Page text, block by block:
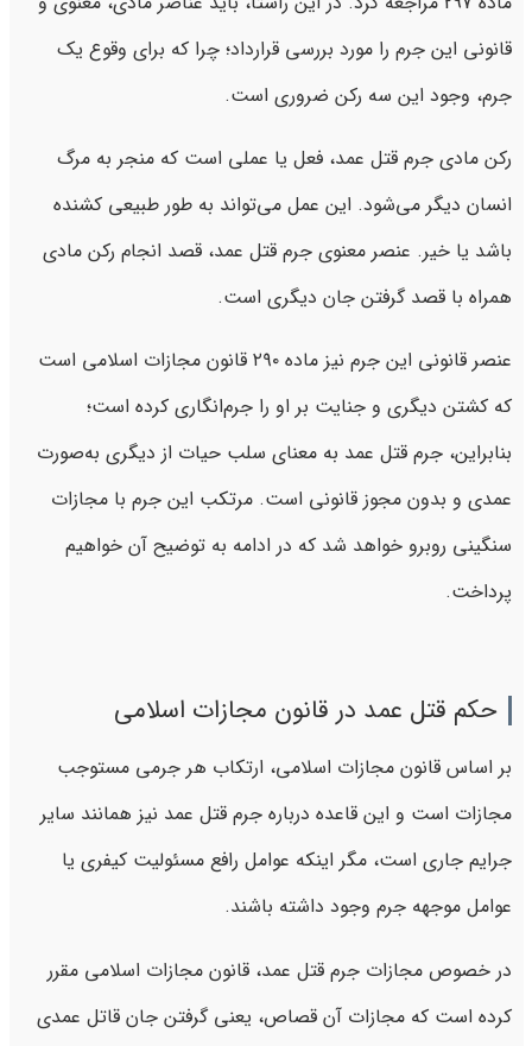
قانونی این جرم را مورد بررسی قرارداد؛ چرا که برای وقوع یک
جرم، وجود این سه رکن ضروری است.
رکن مادی جرم قتل عمد، فعل یا عملی است که منجر به مرگ
انسان دیگر می‌شود. این عمل می‌تواند به طور طبیعی کشنده
باشد یا خیر. عنصر معنوی جرم قتل عمد، قصد انجام رکن مادی
همراه با قصد گرفتن جان دیگری است.
عنصر قانونی این جرم نیز ماده ۲۹۰ قانون مجازات اسلامی است
که کشتن دیگری و جنایت بر او را جرم‌انگاری کرده است؛
بنابراین، جرم قتل عمد به معنای سلب حیات از دیگری به‌صورت
عمدی و بدون مجوز قانونی است. مرتکب این جرم با مجازات
سنگینی روبرو خواهد شد که در ادامه به توضیح آن خواهیم
پرداخت.
حکم قتل عمد در قانون مجازات اسلامی
بر اساس قانون مجازات اسلامی، ارتکاب هر جرمی مستوجب
مجازات است و این قاعده درباره جرم قتل عمد نیز همانند سایر
جرایم جاری است، مگر اینکه عوامل رافع مسئولیت کیفری یا
عوامل موجهه جرم وجود داشته باشند.
در خصوص مجازات جرم قتل عمد، قانون مجازات اسلامی مقرر
کرده است که مجازات آن قصاص، یعنی گرفتن جان قاتل عمدی